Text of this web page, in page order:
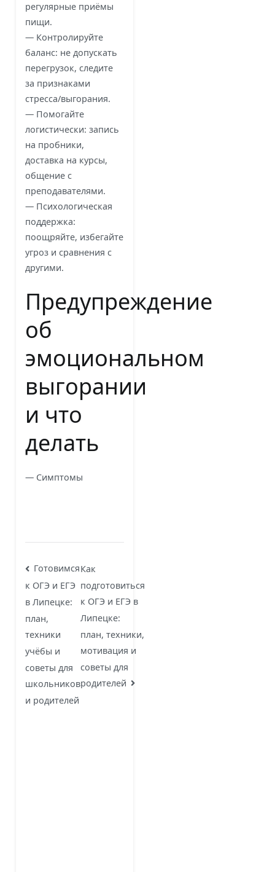
регулярные приёмы
пищи.
— Контролируйте
баланс: не допускать
перегрузок, следите
за признаками
стресса/выгорания.
— Помогайте
логистически: запись
на пробники,
доставка на курсы,
общение с
преподавателями.
— Психологическая
поддержка:
поощряйте, избегайте
угроз и сравнения с
другими.
Предупреждение
об
эмоциональном
выгорании
и что
делать
— Симптомы
Навигация
по
записям
Готовимся
к ОГЭ и ЕГЭ
в Липецке:
план,
техники
учёбы и
советы для
школьников
и родителей
Как
подготовиться
к ОГЭ и ЕГЭ в
Липецке:
план, техники,
мотивация и
советы для
родителей